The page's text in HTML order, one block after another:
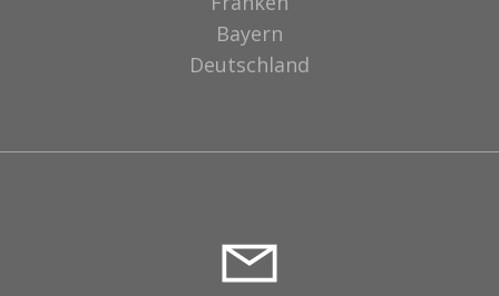
Bayern
Deutschland